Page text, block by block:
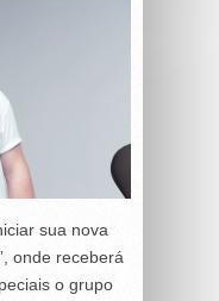
sua nova
onde receberá
o grupo